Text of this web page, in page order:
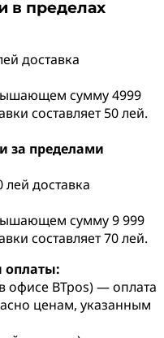
в пределах
доставка
сумму 4999
составляет 50 лей.
за пределами
лей доставка
сумму 9 999
составляет 70 лей.
оплаты:
офисе BTpos) — оплата
ценам, указанным